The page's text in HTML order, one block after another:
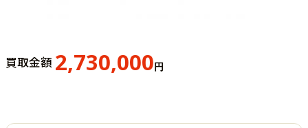
買取金額 2,730,000円